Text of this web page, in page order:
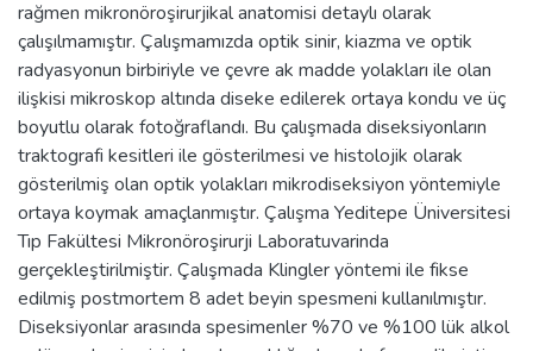
rağmen mikronöroşirurjikal anatomisi detaylı olarak
çalışılmamıştır. Çalışmamızda optik sinir, kiazma ve optik
radyasyonun birbiriyle ve çevre ak madde yolakları ile olan
ilişkisi mikroskop altında diseke edilerek ortaya kondu ve üç
boyutlu olarak fotoğraflandı. Bu çalışmada diseksiyonların
traktografi kesitleri ile gösterilmesi ve histolojik olarak
gösterilmiş olan optik yolakları mikrodiseksiyon yöntemiyle
ortaya koymak amaçlanmıştır. Çalışma Yeditepe Üniversitesi
Tıp Fakültesi Mikronöroşirurji Laboratuvarinda
gerçekleştirilmiştir. Çalışmada Klingler yöntemi ile fikse
edilmiş postmortem 8 adet beyin spesmeni kullanılmıştır.
Diseksiyonlar arasında spesimenler %70 ve %100 lük alkol